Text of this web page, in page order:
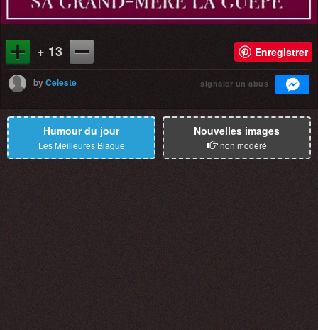
+ 13 Enregistrer
byCeleste signaler un abus
Humour du jour
Les Meilleures Blague
Nouvelles images
non modéré